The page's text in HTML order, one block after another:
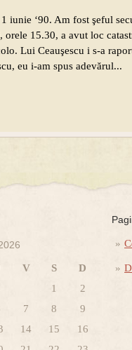
iunie ‘90. Am fost şeful
orele 15.30, a avut loc
Lui Ceauşescu i s-a
eu i-am spus adevărul...
V S
D
1
2
7 8
9
14 15
16